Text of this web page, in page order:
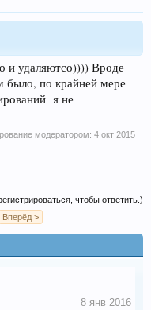
и удаляютсо)))) Вроде
было, по крайней мере
я не
модератором: 4 окт 2015
чтобы ответить.)
Вперёд >
8 янв 2016